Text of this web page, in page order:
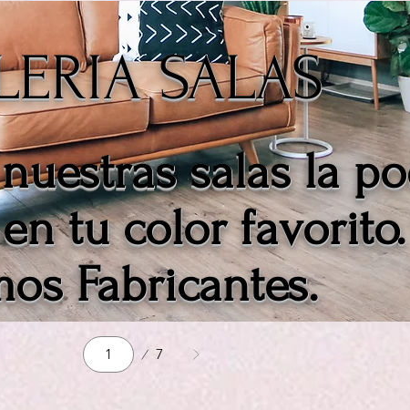
SALAS
salas la
tu color favorito.
Fabricantes.
7
Página